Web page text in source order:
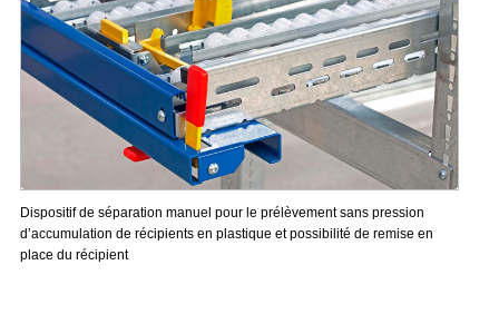
Dispositif de séparation manuel pour le prélèvement sans pression
d’accumulation de récipients en plastique et possibilité de remise en
place du récipient